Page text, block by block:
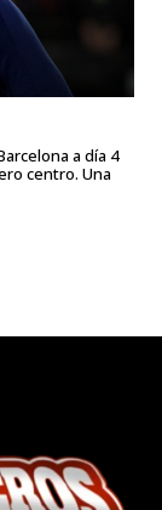
a día 4
centro. Una